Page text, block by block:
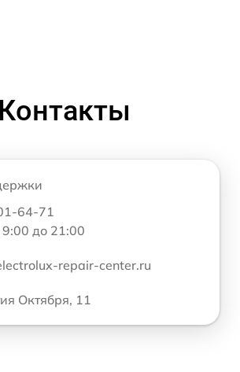
Контакты
64-71
до 21:00
repair-center.ru
Октября, 11